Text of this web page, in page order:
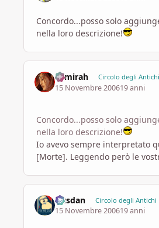
Concordo...posso solo
nella loro descrizione!
Samirah Circolo degli Antichi
15 Novembre 200619 anni
Concordo...posso solo
nella loro descrizione!
Io avevo sempre interpretato
[Morte]. Leggendo però le
Dusdan Circolo degli Antichi
15 Novembre 200619 anni